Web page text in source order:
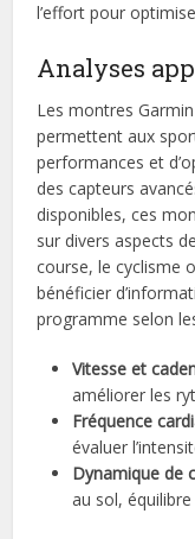
l’effort pour
Analyses
Les montres
permettent aux
performances et
des capteurs
disponibles, ces
sur divers aspects
course, le cyclisme
bénéficier
programme selon
Vitesse et
améliorer les
Fréquence
évaluer
Dynamique de
au sol,